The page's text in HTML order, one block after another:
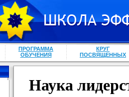
ПРОГРАММА
ОБУЧЕНИЯ
КРУГ
ПОСВЯЩЕННЫХ
Наука